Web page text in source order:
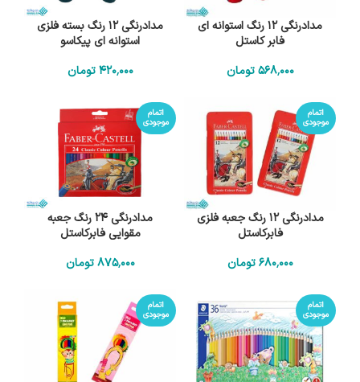
مدادرنگی 12 رنگ استوانه ای
فابر کاستل
568٬000 تومان
مدادرنگی 12 رنگ بسته فلزی
استوانه ای پیکاسو
420٬000 تومان
اتمام
موجودی
مدادرنگی 12 رنگ جعبه فلزی
فابرکاستل
680٬000 تومان
اتمام
موجودی
مدادرنگی 24 رنگ جعبه
مقوایی فابرکاستل
875٬000 تومان
اتمام
موجودی
اتمام
موجودی